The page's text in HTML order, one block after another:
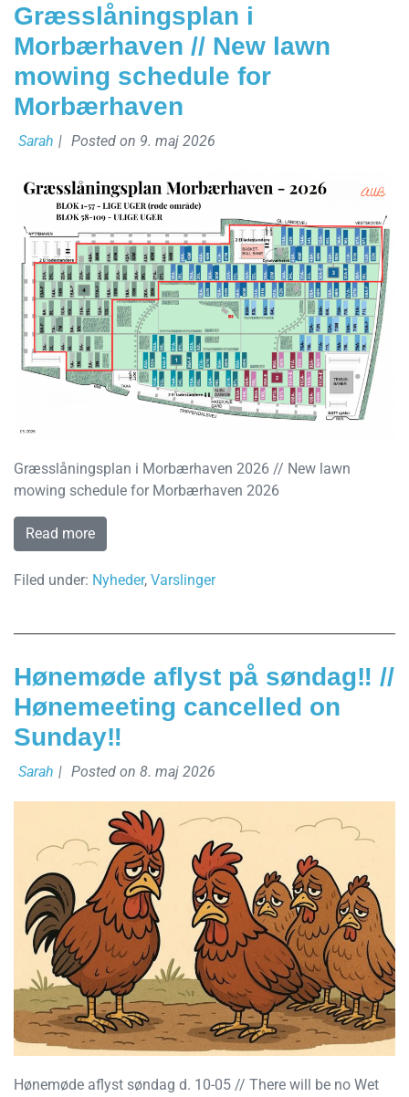
Græsslåningsplan i
Morbærhaven // New lawn
mowing schedule for
Morbærhaven
Sarah | Posted on 9. maj 2026
Græsslåningsplan i Morbærhaven 2026 // New lawn
mowing schedule for Morbærhaven 2026
Read more
Filed under: Nyheder, Varslinger
Hønemøde aflyst på søndag‼️ //
Hønemeeting cancelled on
Sunday‼️
Sarah | Posted on 8. maj 2026
Hønemøde aflyst søndag d. 10-05 // There will be no Wet